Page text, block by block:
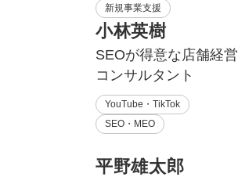
新規事業支援
小林英樹
SEOが得意な店舗経営
コンサルタント
YouTube・TikTok
SEO・MEO
平野雄太郎